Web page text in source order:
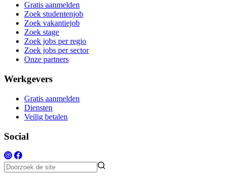
Gratis aanmelden
Zoek studentenjob
Zoek vakantiejob
Zoek stage
Zoek jobs per regio
Zoek jobs per sector
Onze partners
Werkgevers
Gratis aanmelden
Diensten
Veilig betalen
Social